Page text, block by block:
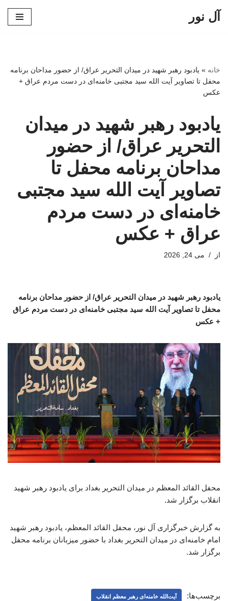
آل نور
خانه » یادبود رهبر شهید در میدان التحریر عراق/ از حضور مداحان برنامه
محفل تا تصاویر آیت الله سید مجتبی خامنه‌ای در دست مردم عراق +
عکس
یادبود رهبر شهید در میدان
التحریر عراق/ از حضور
مداحان برنامه محفل تا
تصاویر آیت الله سید مجتبی
خامنه‌ای در دست مردم
عراق + عکس
از می 24, 2026
یادبود رهبر شهید در میدان التحریر عراق/ از حضور مداحان برنامه
محفل تا تصاویر آیت الله سید مجتبی خامنه‌ای در دست مردم عراق
+ عکس
محفل القائد المعظم در میدان التحریر بغداد برای یادبود رهبر شهید
انقلاب برگزار شد.
به گزارش خبرگزاری آل نور، محفل القائد المعظم، یادبود رهبر شهید
امام خامنه‌ای در میدان التحریر بغداد با حضور میزبانان برنامه محفل
برگزار شد.
برچسب‌ها: آیت‌الله خامنه‌ای رهبر معظم انقلاب